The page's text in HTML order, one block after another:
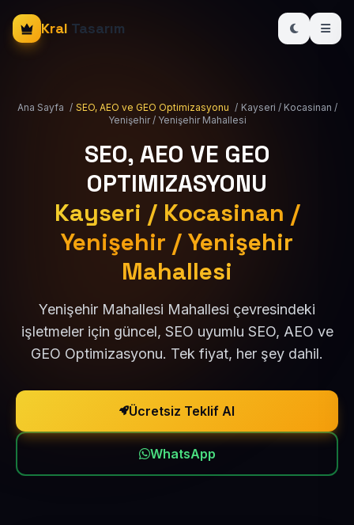
Kral Tasarım
Ana Sayfa / SEO, AEO ve GEO Optimizasyonu / Kayseri / Kocasinan /
Yenişehir / Yenişehir Mahallesi
SEO, AEO VE GEO
OPTIMIZASYONU
Kayseri / Kocasinan /
Yenişehir / Yenişehir
Mahallesi
Yenişehir Mahallesi Mahallesi çevresindeki
işletmeler için güncel, SEO uyumlu SEO, AEO ve
GEO Optimizasyonu. Tek fiyat, her şey dahil.
Ücretsiz Teklif Al
WhatsApp